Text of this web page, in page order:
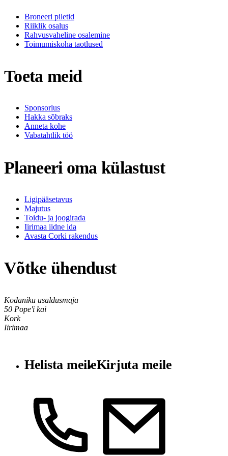
Broneeri piletid
Riiklik osalus
Rahvusvaheline osalemine
Toimumiskoha taotlused
Toeta meid
Sponsorlus
Hakka sõbraks
Anneta kohe
Vabatahtlik töö
Planeeri oma külastust
Ligipääsetavus
Majutus
Toidu- ja joogirada
Iirimaa iidne ida
Avasta Corki rakendus
Võtke ühendust
Kodaniku usaldusmaja
50 Pope'i kai
Kork
Iirimaa
Helista meileKirjuta meile